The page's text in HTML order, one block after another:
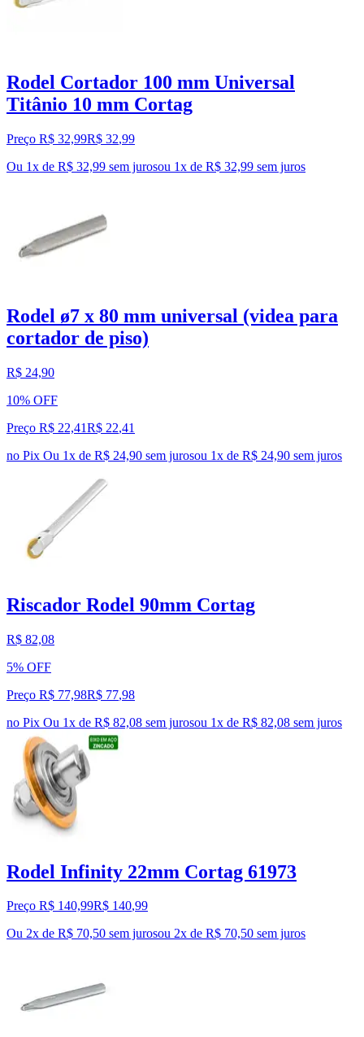
Rodel Cortador 100 mm Universal
Titânio 10 mm Cortag
Preço R$ 32,99R$ 32,99
Ou 1x de R$ 32,99 sem jurosou 1x de R$ 32,99 sem juros
Rodel ø7 x 80 mm universal (videa para
cortador de piso)
R$ 24,90
10% OFF
Preço R$ 22,41R$ 22,41
no Pix Ou 1x de R$ 24,90 sem jurosou 1x de R$ 24,90 sem juros
Riscador Rodel 90mm Cortag
R$ 82,08
5% OFF
Preço R$ 77,98R$ 77,98
no Pix Ou 1x de R$ 82,08 sem jurosou 1x de R$ 82,08 sem juros
Rodel Infinity 22mm Cortag 61973
Preço R$ 140,99R$ 140,99
Ou 2x de R$ 70,50 sem jurosou 2x de R$ 70,50 sem juros